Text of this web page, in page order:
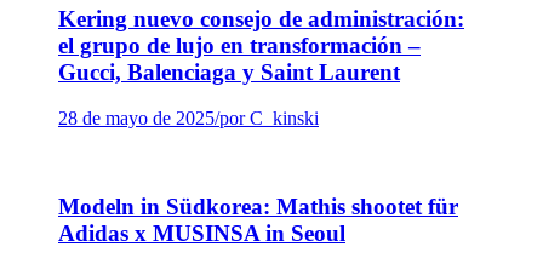
Kering nuevo consejo de administración:
el grupo de lujo en transformación –
Gucci, Balenciaga y Saint Laurent
28 de mayo de 2025/por C_kinski
Modeln in Südkorea: Mathis shootet für
Adidas x MUSINSA in Seoul